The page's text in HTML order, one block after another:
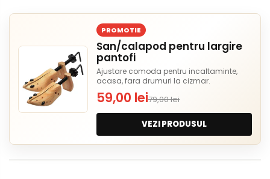
PROMOTIE
San/calapod pentru largire
pantofi
Ajustare comoda pentru incaltaminte,
acasa, fara drumuri la cizmar.
59,00 lei79,00 lei
VEZI PRODUSUL